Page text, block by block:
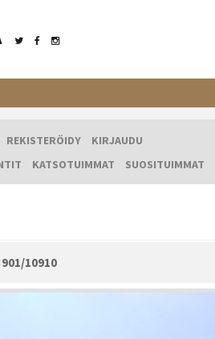
REKISTERÖIDY
KIRJAUDU
KATSOTUIMMAT SUOSITUIMMAT
10910